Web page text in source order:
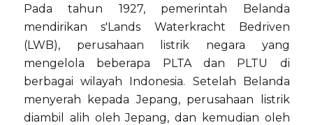
Pada tahun 1927, pemerintah Belanda
mendirikan s'Lands Waterkracht Bedriven
(LWB), perusahaan listrik negara yang
mengelola beberapa PLTA dan PLTU di
berbagai wilayah Indonesia. Setelah Belanda
menyerah kepada Jepang, perusahaan listrik
diambil alih oleh Jepang, dan kemudian oleh